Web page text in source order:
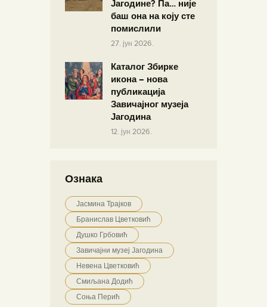
Јагодине? Па… није
баш она на коју сте
помислили
27. јун 2026.
Каталог Збирке
икона – нова
публикација
Завичајног музеја
Јагодина
12. јун 2026.
Ознака
Јасмина Трајков
Бранислав Цветковић
Душко Грбовић
Завичајни музеј Јагодина
Невена Цветковић
Смиљана Додић
Соња Перић